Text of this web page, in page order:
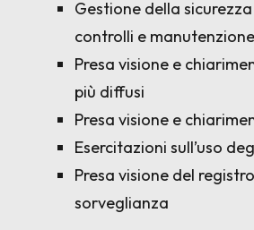
Gestione della
controlli e
Presa visione e
più diffusi
Presa visione e
Esercitazioni sull’uso
Presa visione del
sorveglianza